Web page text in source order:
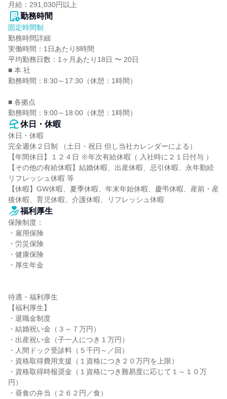
月給：291,030円以上
勤務時間
固定時間制
勤務時間詳細
実働時間：1日あたり8時間
平均勤務日数：1ヶ月あたり18日 〜 20日
■ 本 社
勤務時間：8:30～17:30（休憩：1時間）
■ 各拠点
勤務時間：9:00～18:00（休憩：1時間）
休日・休暇
休日・休暇
完全週休２日制 （土日・祝日 但し当社カレンダーによる）
【年間休日】１２４日 ※年次有給休暇（ 入社時に２１日付与 ）
【その他の有給休暇】結婚休暇、出産休暇、忌引休暇、永年勤続
リフレッシュ休暇 等
【休暇】GW休暇、夏季休暇、年末年始休暇、慶弔休暇、産前・産
後休暇、育児休暇、介護休暇、リフレッシュ休暇
福利厚生
保険制度：
・雇用保険
・労災保険
・健康保険
・厚生年金
待遇・福利厚生
【福利厚生】
・退職金制度
・結婚祝い金（３～７万円）
・出産祝い金（子一人につき１万円）
・人間ドック受診料（５千円～／回）
・資格取得費用支援（１資格につき２０万円を上限）
・資格取得時報奨金（１資格につき難易度に応じて１～１０万
円）
・昼食の弁当（２６２円／食）